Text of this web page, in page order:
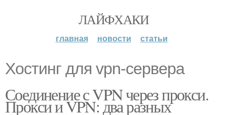
ЛАЙФХАКИ
главная новости статьи
Хостинг для vpn-сервера
Соединение с VPN через прокси.
Прокси и VPN: два разных